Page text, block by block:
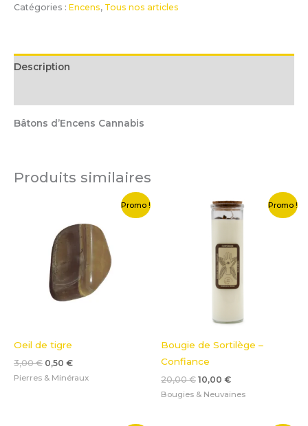
Catégories : Encens, Tous nos articles
Description
Bâtons d’Encens Cannabis
Produits similaires
Promo !
Oeil de tigre
3,00€
était :
3,00 €.
0,50 €
actuel
0,50 €.
Pierres & Minéraux
Promo !
Bougie de Sortilège –
Confiance
20,00€
prix
initial
20,00 €.
10,00 €
Le
prix
actuel
10,00 €.
Bougies & Neuvaines